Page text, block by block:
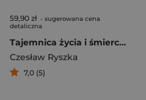
59,90 zł - sugerowana cena
detaliczna
Tajemnica życia i śmierci ks. Franciszka Blachnickiego
Czesław Ryszka
7,0 (5)